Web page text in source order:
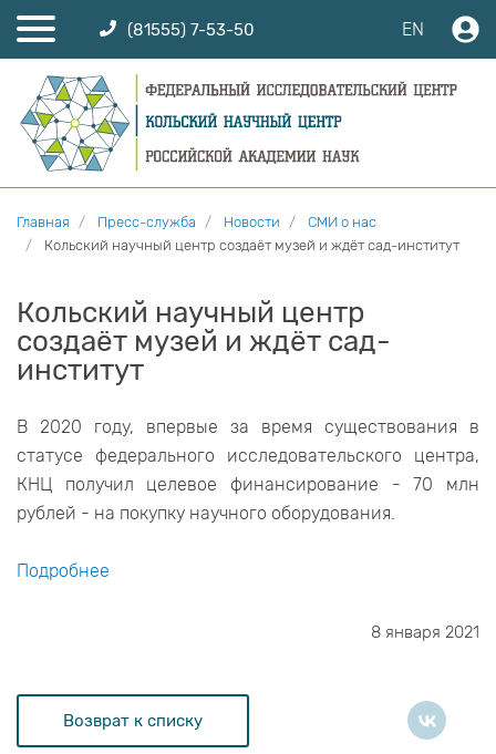
(81555) 7-53-50 EN
Главная Пресс-служба Новости
СМИ о нас
Кольский научный центр создаёт музей и ждёт сад-институт
Кольский научный центр
создаёт музей и ждёт сад-
институт
В 2020 году, впервые за время существования в
статусе федерального исследовательского центра,
КНЦ получил целевое финансирование - 70 млн
рублей - на покупку научного оборудования.
Подробнее
8 января 2021
Возврат к списку